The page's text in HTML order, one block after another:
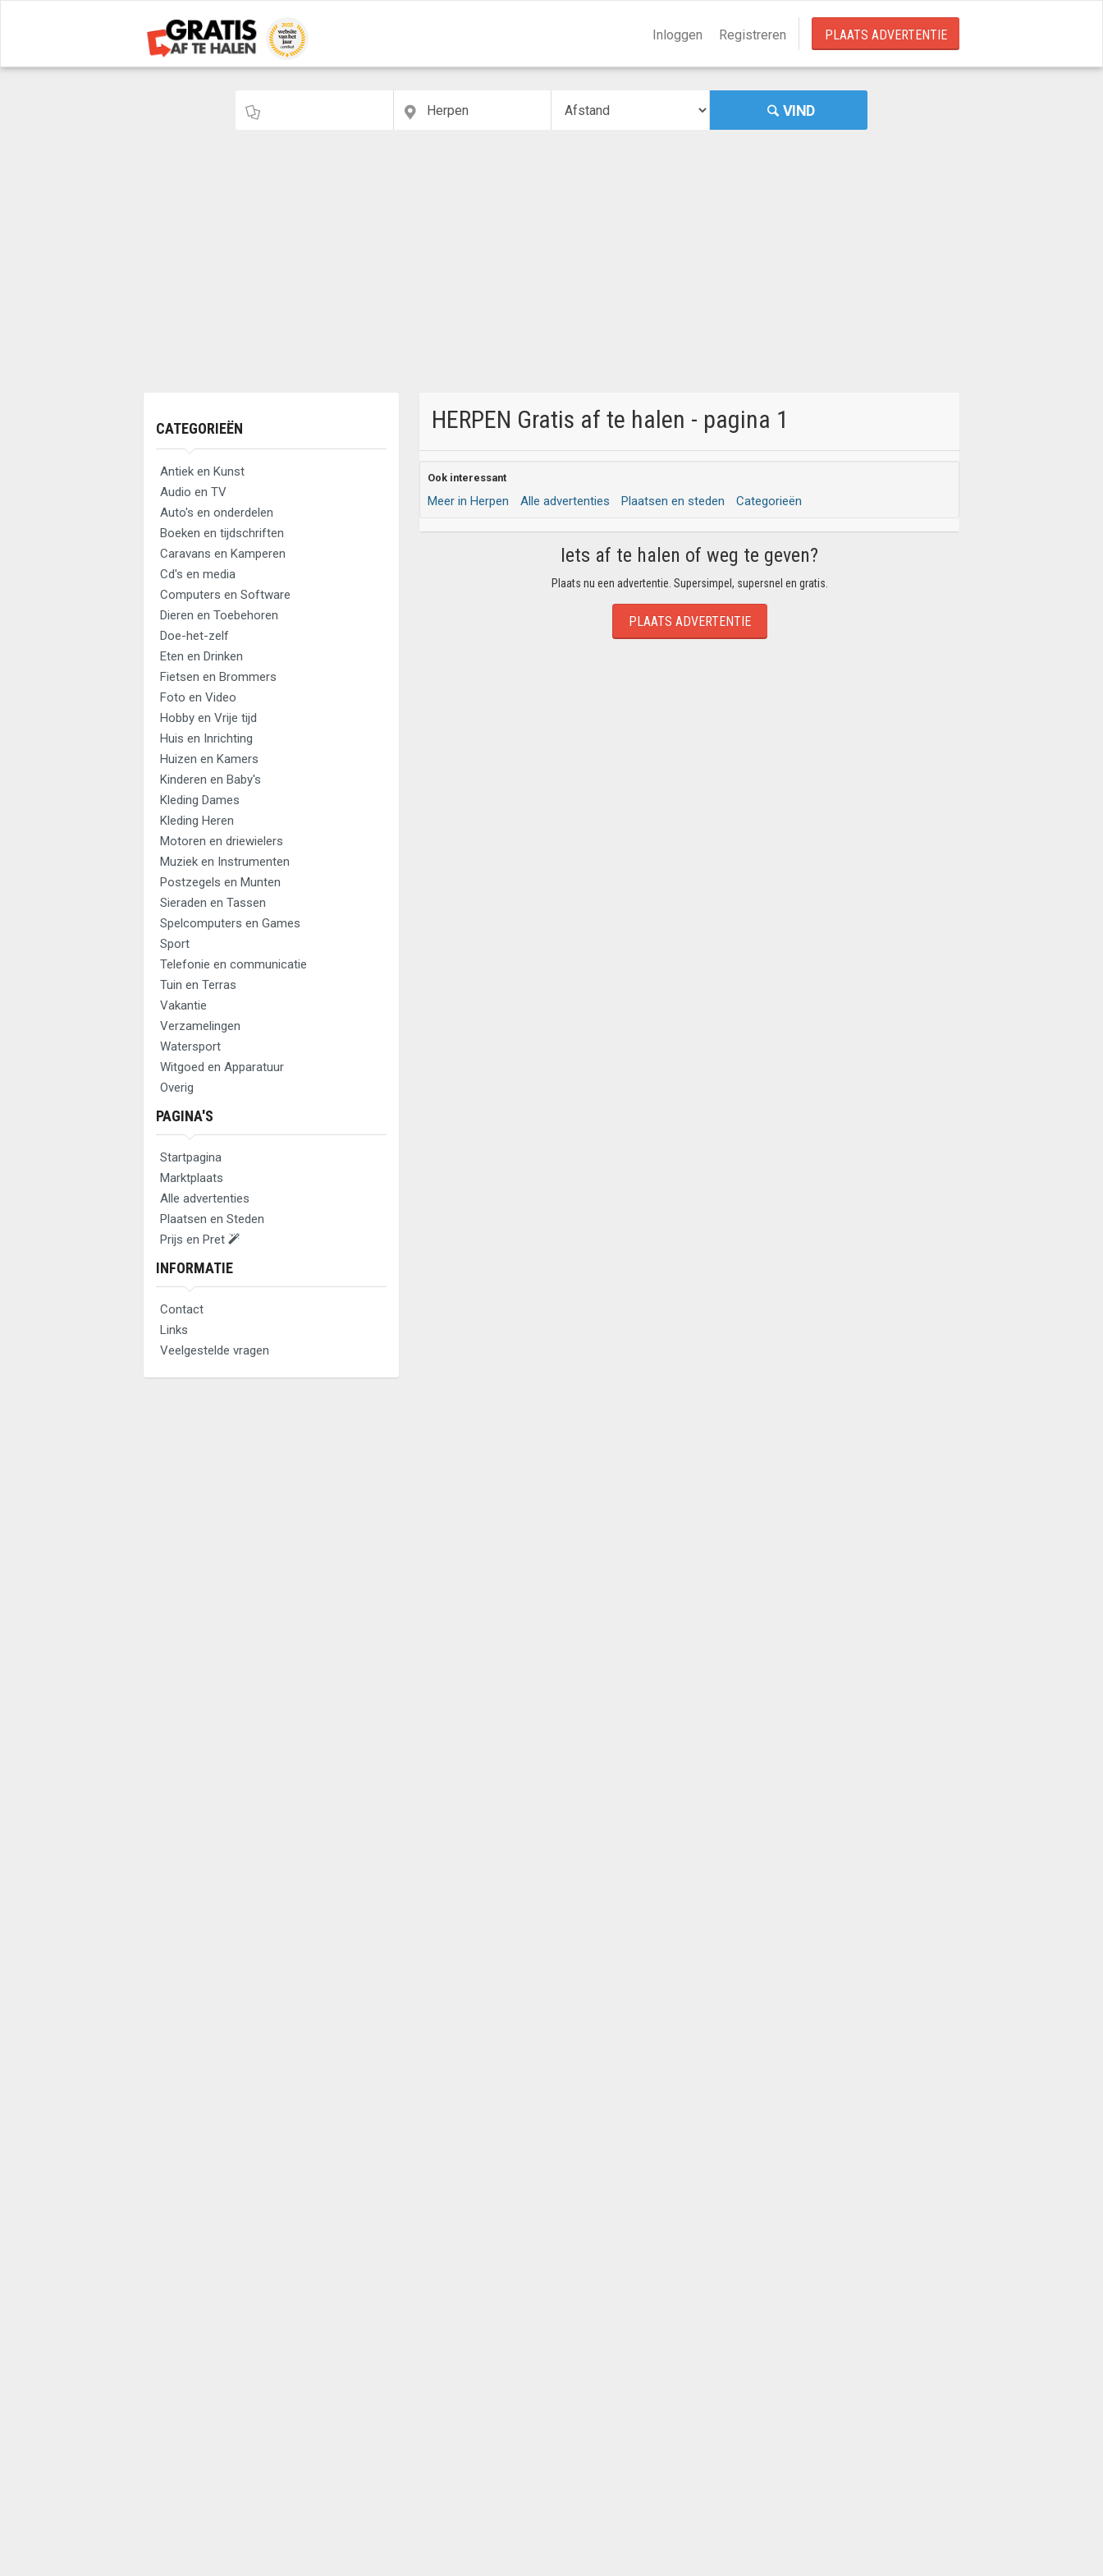
Inloggen Registreren PLAATS ADVERTENTIE
VIND
CATEGORIEËN
Antiek en Kunst
Audio en TV
Auto's en onderdelen
Boeken en tijdschriften
Caravans en Kamperen
Cd's en media
Computers en Software
Dieren en Toebehoren
Doe-het-zelf
Eten en Drinken
Fietsen en Brommers
Foto en Video
Hobby en Vrije tijd
Huis en Inrichting
Huizen en Kamers
Kinderen en Baby's
Kleding Dames
Kleding Heren
Motoren en driewielers
Muziek en Instrumenten
Postzegels en Munten
Sieraden en Tassen
Spelcomputers en Games
Sport
Telefonie en communicatie
Tuin en Terras
Vakantie
Verzamelingen
Watersport
Witgoed en Apparatuur
Overig
PAGINA'S
Startpagina
Marktplaats
Alle advertenties
Plaatsen en Steden
Prijs en Pret
INFORMATIE
Contact
Links
Veelgestelde vragen
HERPEN Gratis af te halen - pagina 1
Ook interessant
Meer in Herpen Alle advertenties Plaatsen en steden Categorieën
Iets af te halen of weg te geven?
Plaats nu een advertentie. Supersimpel, supersnel en gratis.
PLAATS ADVERTENTIE